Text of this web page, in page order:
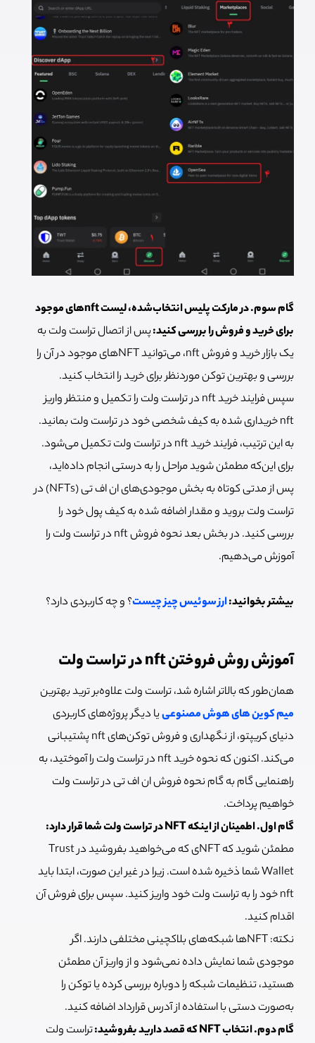
گام سوم. در مارکت پلیس انتخاب‌شده، لیست nftهای موجود
برای خرید و فروش را بررسی کنید:پس از اتصال تراست ولت به
یک بازار خرید و فروش nft، می‌توانید NFTهای موجود در آن را
بررسی و بهترین توکن موردنظر برای خرید را انتخاب کنید.
سپس فرایند خرید nft در تراست ولت را تکمیل و منتظر واریز
nft خریداری شده به کیف شخصی خود در تراست ولت بمانید.
به این ترتیب، فرایند خرید nft در تراست ولت تکمیل می‌شود.
برای این‌که مطمئن شوید مراحل را به درستی انجام داده‌اید،
پس از مدتی کوتاه به بخش موجودی‌های ان اف تی (NFTs) در
تراست ولت بروید و مقدار اضافه شده به کیف پول خود را
بررسی کنید. در بخش بعد نحوه فروش nft در تراست ولت را
آموزش می‌دهیم.
بیشتر بخوانید:ارز سوئیس چیز چیست؟ و چه کاربردی دارد؟
آموزش روش فروختن nft در تراست ولت
همان‌طور که بالاتر اشاره شد، تراست ولت علاوه‌بر ترید بهترین
میم کوین های هوش مصنوعییا دیگر پروژه‌های کاربردی
دنیای کریپتو، از نگهداری و فروش توکن‌های nft پشتیبانی
می‌کند. اکنون که نحوه خرید nft در تراست ولت را آموختید، به
راهنمایی گام به گام نحوه فروش ان اف تی در تراست ولت
خواهیم پرداخت.
گام اول. اطمینان از اینکه NFT در تراست ولت شما قرار دارد:
مطمئن شوید که NFTی که می‌خواهید بفروشید در Trust
Wallet شما ذخیره شده است. زیرا در غیر این صورت، ابتدا باید
nft خود را به تراست ولت خود واریز کنید. سپس برای فروش آن
اقدام کنید.
نکته: NFTها شبکه‌های بلاکچینی مختلفی دارند. اگر
موجودی شما نمایش داده نمی‌شود و از واریز آن مطمئن
هستید، تنظیمات شبکه را دوباره بررسی کرده یا توکن را
به‌صورت دستی با استفاده از آدرس قرارداد اضافه کنید.
گام دوم. انتخاب NFT که قصد دارید بفروشید:
تراست ولت